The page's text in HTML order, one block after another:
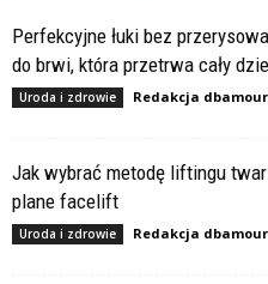
Perfekcyjne łuki bez
do brwi, która przetrwa cały
Uroda i zdrowie Redakcja
Jak wybrać metodę liftingu
plane facelift
Uroda i zdrowie Redakcja